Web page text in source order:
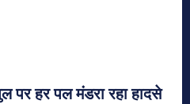
पर हर पल मंडरा रहा हादसे